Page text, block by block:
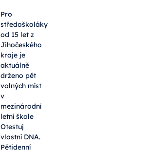
Pro
středoškoláky
od 15 let z
Jihočeského
kraje je
aktuálně
drženo pět
volných míst
v
mezinárodní
letní škole
Otestuj
vlastní DNA.
Pětidenní